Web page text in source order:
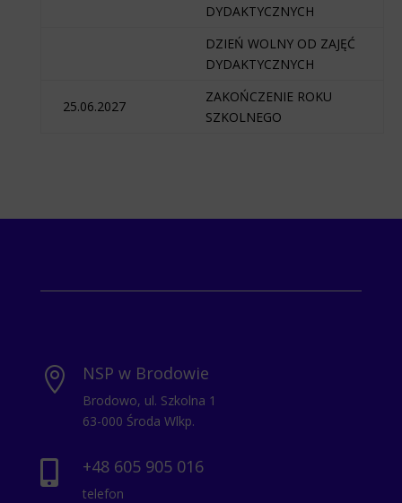
DYDAKTYCZNYCH
DZIEŃ WOLNY OD ZAJĘĆ
DYDAKTYCZNYCH
25.06.2027
ZAKOŃCZENIE ROKU
SZKOLNEGO
 NSP w Brodowie
Brodowo, ul. Szkolna 1
63-000 Środa Wlkp.
 +48 605 905 016
telefon